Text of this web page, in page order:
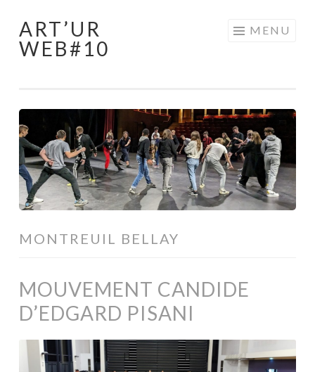
Aller
au
ART’UR
WEB#10
MENU
MONTREUIL BELLAY
MOUVEMENT CANDIDE
D’EDGARD PISANI